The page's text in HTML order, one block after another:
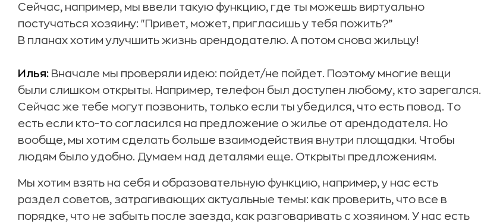
Сейчас, например, мы ввели такую функцию, где ты можешь виртуально
постучаться хозяину: "Привет, может, пригласишь у тебя пожить?”
В планах хотим улучшить жизнь арендодателю. А потом снова жильцу!
Илья: Вначале мы проверяли идею: пойдет/не пойдет. Поэтому многие вещи
были слишком открыты. Например, телефон был доступен любому, кто зарегался.
Сейчас же тебе могут позвонить, только если ты убедился, что есть повод. То
есть если кто-то согласился на предложение о жилье от арендодателя. Но
вообще, мы хотим сделать больше взаимодействия внутри площадки. Чтобы
людям было удобно. Думаем над деталями еще. Открыты предложениям.
Мы хотим взять на себя и образовательную функцию, например, у нас есть
раздел советов, затрагивающих актуальные темы: как проверить, что все в
порядке, что не забыть после заезда, как разговаривать с хозяином. У нас есть